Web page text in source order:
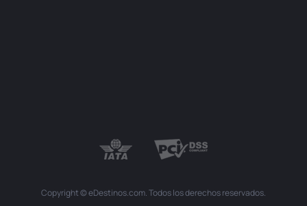
Copyright © eDestinos.com. Todos los derechos reservados.